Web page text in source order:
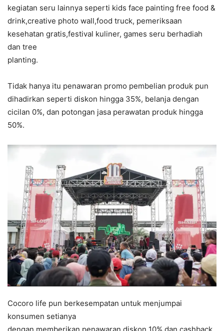
kegiatan seru lainnya seperti kids face painting free food &
drink,creative photo wall,food truck, pemeriksaan
kesehatan gratis,festival kuliner, games seru berhadiah
dan tree
planting.
Tidak hanya itu penawaran promo pembelian produk pun
dihadirkan seperti diskon hingga 35%, belanja dengan
cicilan 0%, dan potongan jasa perawatan produk hingga
50%.
Cocoro life pun berkesempatan untuk menjumpai
konsumen setianya
dengan memberikan penawaran diskon 10% dan cashback